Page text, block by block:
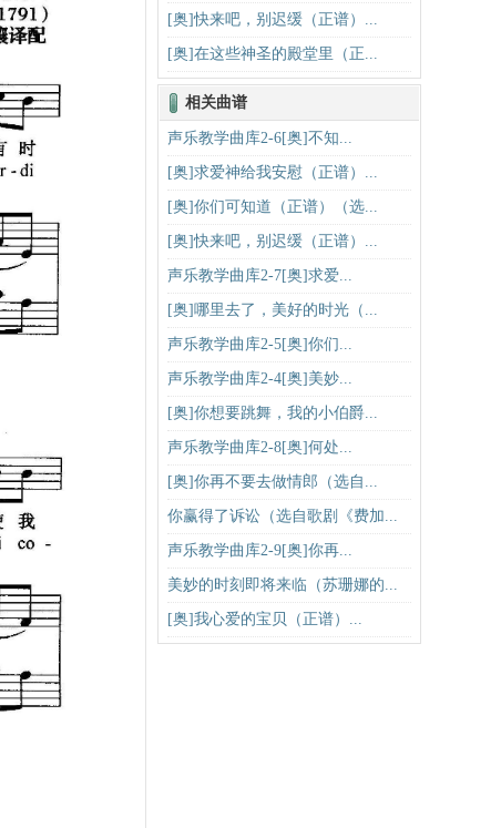
[奥]快来吧，别迟缓（正谱）...
[奥]在这些神圣的殿堂里（正...
相关曲谱
声乐教学曲库2-6[奥]不知...
[奥]求爱神给我安慰（正谱）...
[奥]你们可知道（正谱）（选...
[奥]快来吧，别迟缓（正谱）...
声乐教学曲库2-7[奥]求爱...
[奥]哪里去了，美好的时光（...
声乐教学曲库2-5[奥]你们...
声乐教学曲库2-4[奥]美妙...
[奥]你想要跳舞，我的小伯爵...
声乐教学曲库2-8[奥]何处...
[奥]你再不要去做情郎（选自...
你赢得了诉讼（选自歌剧《费加...
声乐教学曲库2-9[奥]你再...
美妙的时刻即将来临（苏珊娜的...
[奥]我心爱的宝贝（正谱）​...